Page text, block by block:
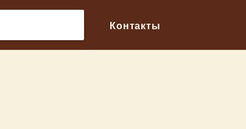
Контакты